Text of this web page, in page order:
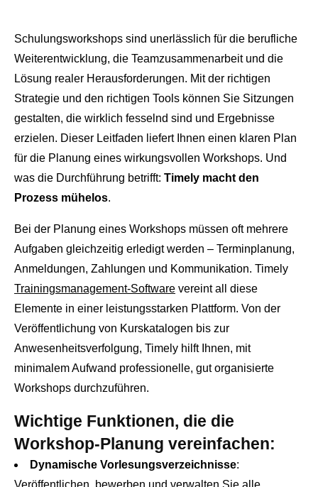
Schulungsworkshops sind unerlässlich für die berufliche
Weiterentwicklung, die Teamzusammenarbeit und die
Lösung realer Herausforderungen. Mit der richtigen
Strategie und den richtigen Tools können Sie Sitzungen
gestalten, die wirklich fesselnd sind und Ergebnisse
erzielen. Dieser Leitfaden liefert Ihnen einen klaren Plan
für die Planung eines wirkungsvollen Workshops. Und
was die Durchführung betrifft: Timely macht den
Prozess mühelos.
Bei der Planung eines Workshops müssen oft mehrere
Aufgaben gleichzeitig erledigt werden – Terminplanung,
Anmeldungen, Zahlungen und Kommunikation. Timely
Trainingsmanagement-Software vereint all diese
Elemente in einer leistungsstarken Plattform. Von der
Veröffentlichung von Kurskatalogen bis zur
Anwesenheitsverfolgung, Timely hilft Ihnen, mit
minimalem Aufwand professionelle, gut organisierte
Workshops durchzuführen.
Wichtige Funktionen, die die
Workshop-Planung vereinfachen:
Dynamische Vorlesungsverzeichnisse:
Veröffentlichen, bewerben und verwalten Sie alle